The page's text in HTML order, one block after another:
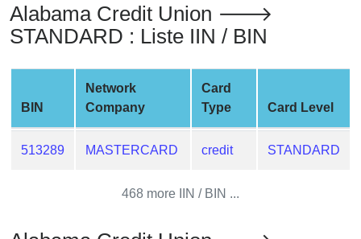
Card
Checker
Service
is
My
IP
Alabama Credit Union 🡒
STANDARD : Liste IIN / BIN
BIN
Network
Company
Card
Type
Card Level
513289 MASTERCARD credit STANDARD
468 more IIN / BIN ...